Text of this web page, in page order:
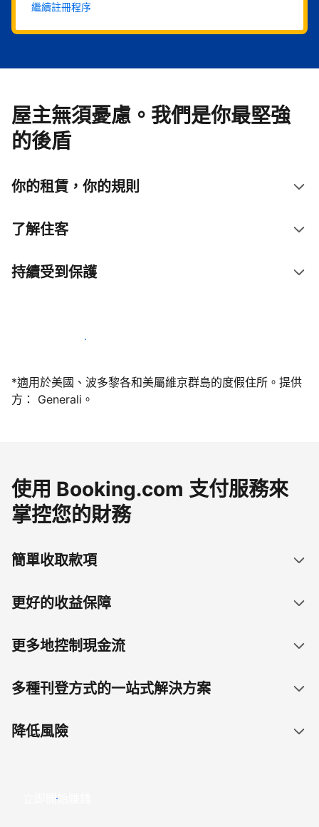
繼續註冊程序
屋主無須憂慮。我們是你最堅強
的後盾
你的租賃，你的規則
了解住客
持續受到保護
今天就和我們一起當屋主
*適用於美國、波多黎各和美屬維京群島的度假住所。提供
方： Generali。
使用 Booking.com 支付服務來
掌控您的財務
簡單收取款項
更好的收益保障
更多地控制現金流
多種刊登方式的一站式解決方案
降低風險
立即開始賺錢